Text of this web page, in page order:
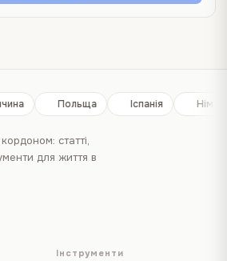
Польща Іспанія
статті,
для життя в
Інструменти